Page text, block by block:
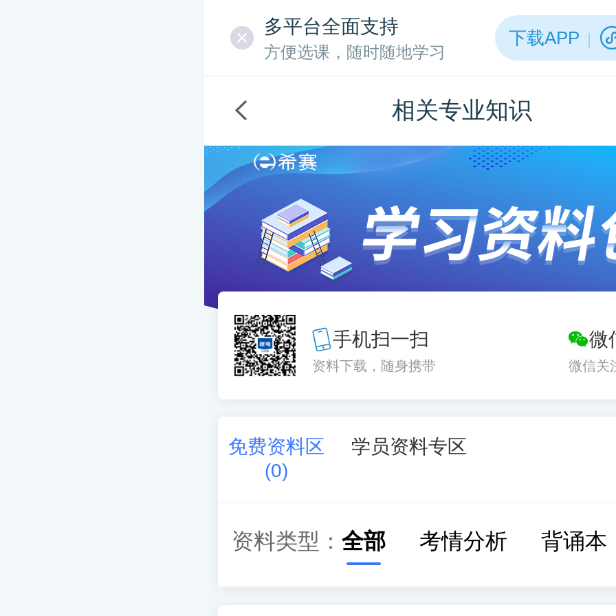
多平台全面支持
方便选课，随时随地学习
下载APP
相关专业知识
手机扫一扫
资料下载，随身携带
微
微信关
免费资料区
(0)
学员资料专区
资料类型： 全部 考情分析 背诵本